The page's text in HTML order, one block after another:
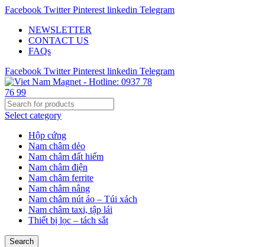
Facebook Twitter Pinterest linkedin Telegram
NEWSLETTER
CONTACT US
FAQs
Facebook Twitter Pinterest linkedin Telegram
Select category
Hộp cứng
Nam châm dẻo
Nam châm đất hiếm
Nam châm điện
Nam châm ferrite
Nam châm nâng
Nam châm nút áo – Túi xách
Nam châm taxi, tập lái
Thiết bị lọc – tách sắt
Search